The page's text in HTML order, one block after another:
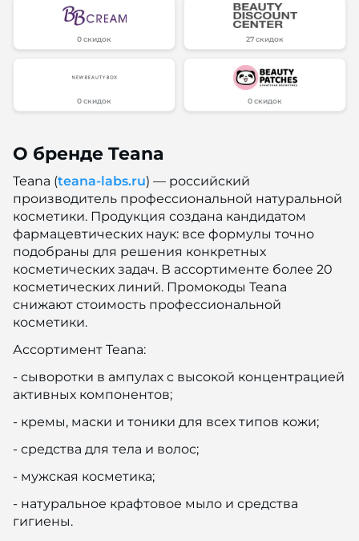
0 скидок 27 скидок
0 скидок 0 скидок
О бренде Teana
Teana (teana-labs.ru) — российский
производитель профессиональной натуральной
косметики. Продукция создана кандидатом
фармацевтических наук: все формулы точно
подобраны для решения конкретных
косметических задач. В ассортименте более 20
косметических линий. Промокоды Teana
снижают стоимость профессиональной
косметики.
Ассортимент Teana:
- сыворотки в ампулах с высокой концентрацией
активных компонентов;
- кремы, маски и тоники для всех типов кожи;
- средства для тела и волос;
- мужская косметика;
- натуральное крафтовое мыло и средства
гигиены.